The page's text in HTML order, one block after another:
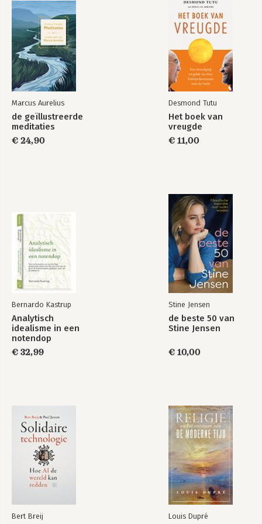
Marcus Aurelius
de geïllustreerde
meditaties
€ 24,90
Desmond Tutu
Het boek van
vreugde
€ 11,00
Bernardo Kastrup
Analytisch
idealisme in een
notendop
€ 32,99
Stine Jensen
de beste 50 van
Stine Jensen
€ 10,00
Bert Breij Louis Dupré